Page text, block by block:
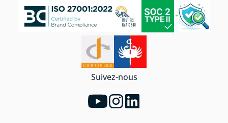
Suivez-nous